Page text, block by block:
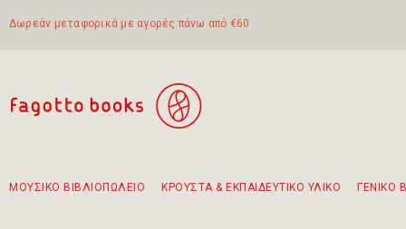
Δωρεάν μεταφορικά με αγορές πάνω από €60
ΜΟΥΣΙΚΟ ΒΙΒΛΙΟΠΩΛΕΙΟ ΚΡΟΥΣΤΑ & ΕΚΠΑΙΔΕΥΤΙΚΟ ΥΛΙΚΟ ΓΕΝΙΚΟ